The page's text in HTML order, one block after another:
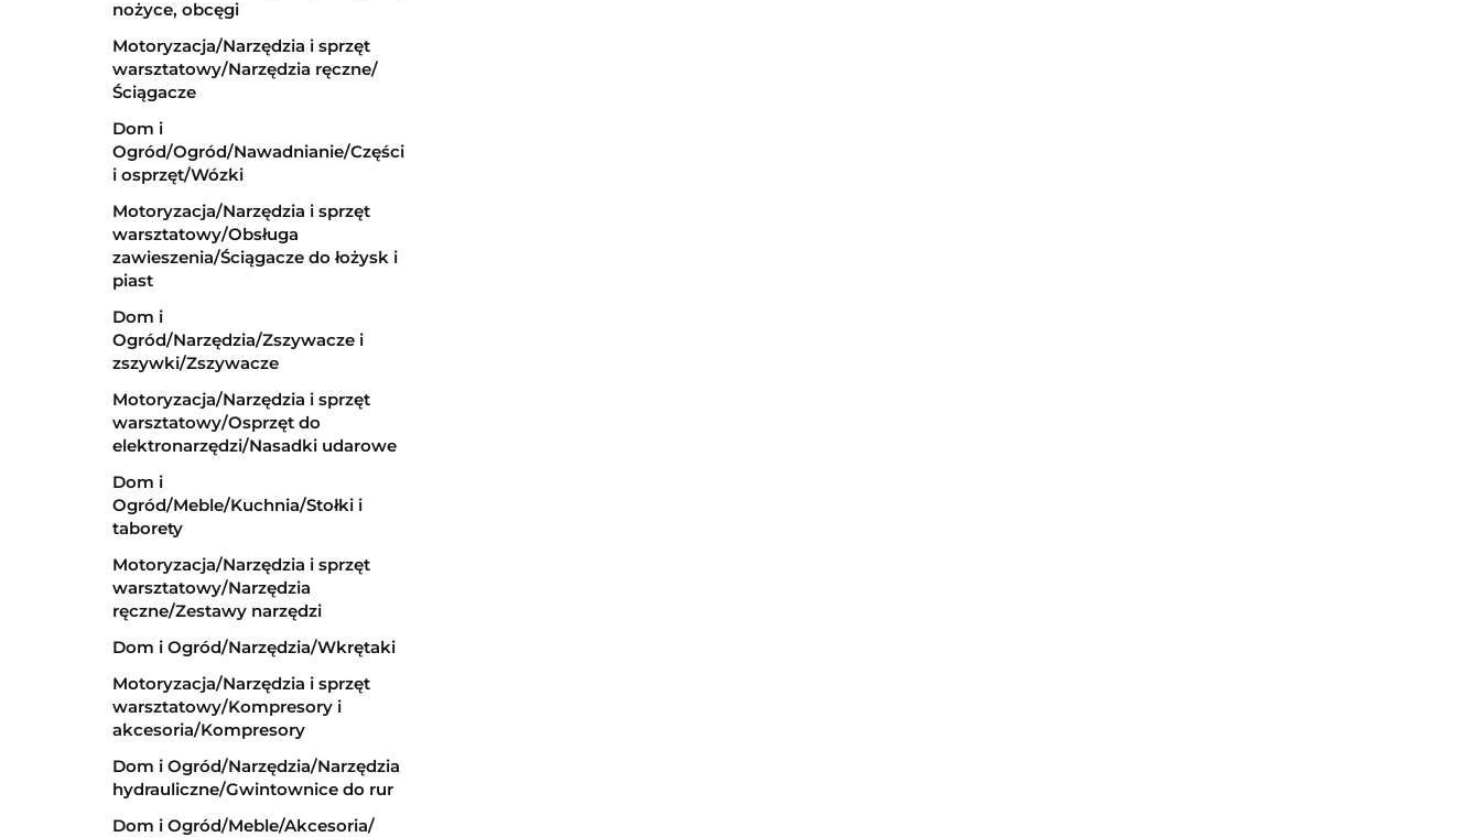
nożyce, obcęgi
Motoryzacja/Narzędzia i sprzęt
warsztatowy/Narzędzia ręczne/
Ściągacze
Dom i
Ogród/Ogród/Nawadnianie/Części
i osprzęt/Wózki
Motoryzacja/Narzędzia i sprzęt
warsztatowy/Obsługa
zawieszenia/Ściągacze do łożysk i
piast
Dom i
Ogród/Narzędzia/Zszywacze i
zszywki/Zszywacze
Motoryzacja/Narzędzia i sprzęt
warsztatowy/Osprzęt do
elektronarzędzi/Nasadki udarowe
Dom i
Ogród/Meble/Kuchnia/Stołki i
taborety
Motoryzacja/Narzędzia i sprzęt
warsztatowy/Narzędzia
ręczne/Zestawy narzędzi
Dom i Ogród/Narzędzia/Wkrętaki
Motoryzacja/Narzędzia i sprzęt
warsztatowy/Kompresory i
akcesoria/Kompresory
Dom i Ogród/Narzędzia/Narzędzia
hydrauliczne/Gwintownice do rur
Dom i Ogród/Meble/Akcesoria/